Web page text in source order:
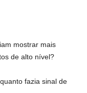
mostrar mais
de alto nível?
fazia sinal de